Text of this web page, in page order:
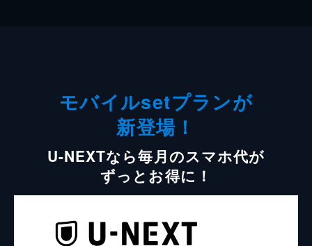
モバイルsetプランが
新登場！
U-NEXTなら毎月のスマホ代が
ずっとお得に！